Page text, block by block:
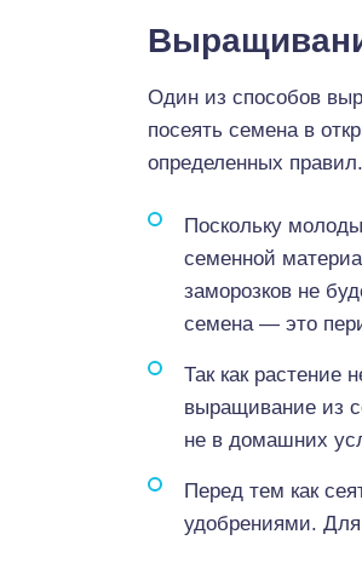
Один из способов
посеять семена в
определенных правил.
Поскольку
семенной
заморозков не
семена — это
Так как растение
выращивание из
не в домашних
Перед тем как
удобрениями. Для